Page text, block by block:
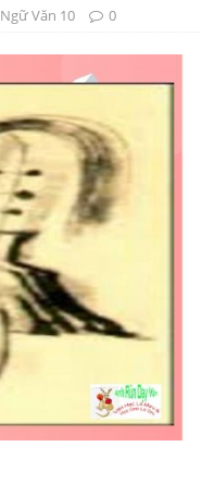
Ngữ Văn 10 0